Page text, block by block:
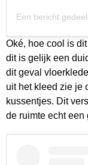
Een bericht
Oké, hoe cool is
dit is gelijk een
dit geval
uit het kleed zie je
kussentjes. Dit
de ruimte echt een